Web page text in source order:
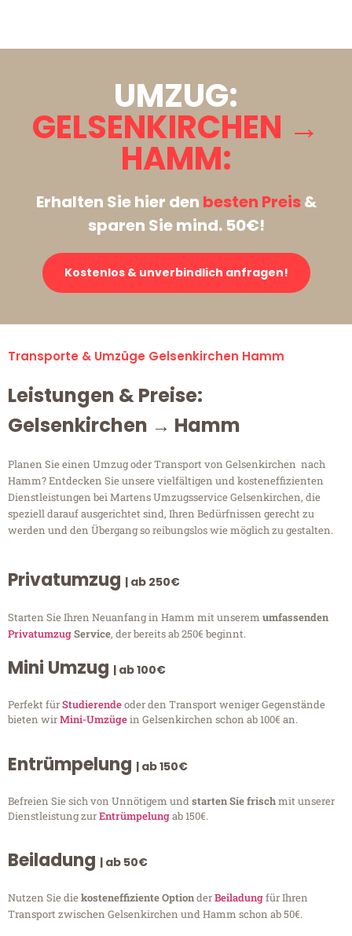
UMZUG:
GELSENKIRCHEN →
HAMM:
Erhalten Sie hier den besten Preis&
sparen Sie mind. 50€!
Kostenlos & unverbindlich anfragen!
Transporte & Umzüge Gelsenkirchen Hamm
Leistungen & Preise:
Gelsenkirchen → Hamm
Planen Sie einen Umzug oder Transport von Gelsenkirchen nach
Hamm? Entdecken Sie unsere vielfältigen und kosteneffizienten
Dienstleistungen bei Martens Umzugsservice Gelsenkirchen, die
speziell darauf ausgerichtet sind, Ihren Bedürfnissen gerecht zu
werden und den Übergang so reibungslos wie möglich zu gestalten.
Privatumzug | ab 250€
Starten Sie Ihren Neuanfang in Hamm mit unserem umfassenden
PrivatumzugService, der bereits ab 250€ beginnt.
Mini Umzug | ab 100€
Perfekt fürStudierendeoder den Transport weniger Gegenstände
bieten wirMini-Umzügein Gelsenkirchen schon ab 100€ an.
Entrümpelung | ab 150€
Befreien Sie sich von Unnötigem undstarten Sie frischmit unserer
Dienstleistung zurEntrümpelungab 150€.
Beiladung | ab 50€
Nutzen Sie diekosteneffiziente OptionderBeiladungfür Ihren
Transport zwischen Gelsenkirchen und Hamm schon ab 50€.